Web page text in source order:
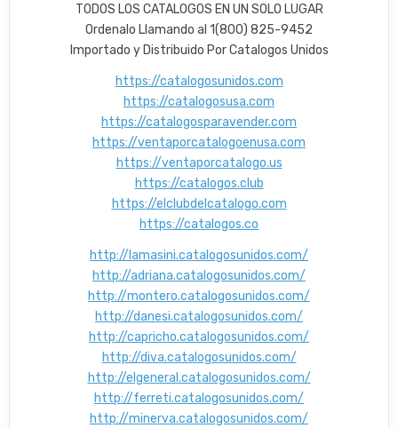
TODOS LOS CATALOGOS EN UN SOLO LUGAR
Ordenalo Llamando al 1(800) 825-9452
Importado y Distribuido Por Catalogos Unidos
https://catalogosunidos.com
https://catalogosusa.com
https://catalogosparavender.com
https://ventaporcatalogoenusa.com
https://ventaporcatalogo.us
https://catalogos.club
https://elclubdelcatalogo.com
https://catalogos.co
http://lamasini.catalogosunidos.com/
http://adriana.catalogosunidos.com/
http://montero.catalogosunidos.com/
http://danesi.catalogosunidos.com/
http://capricho.catalogosunidos.com/
http://diva.catalogosunidos.com/
http://elgeneral.catalogosunidos.com/
http://ferreti.catalogosunidos.com/
http://minerva.catalogosunidos.com/